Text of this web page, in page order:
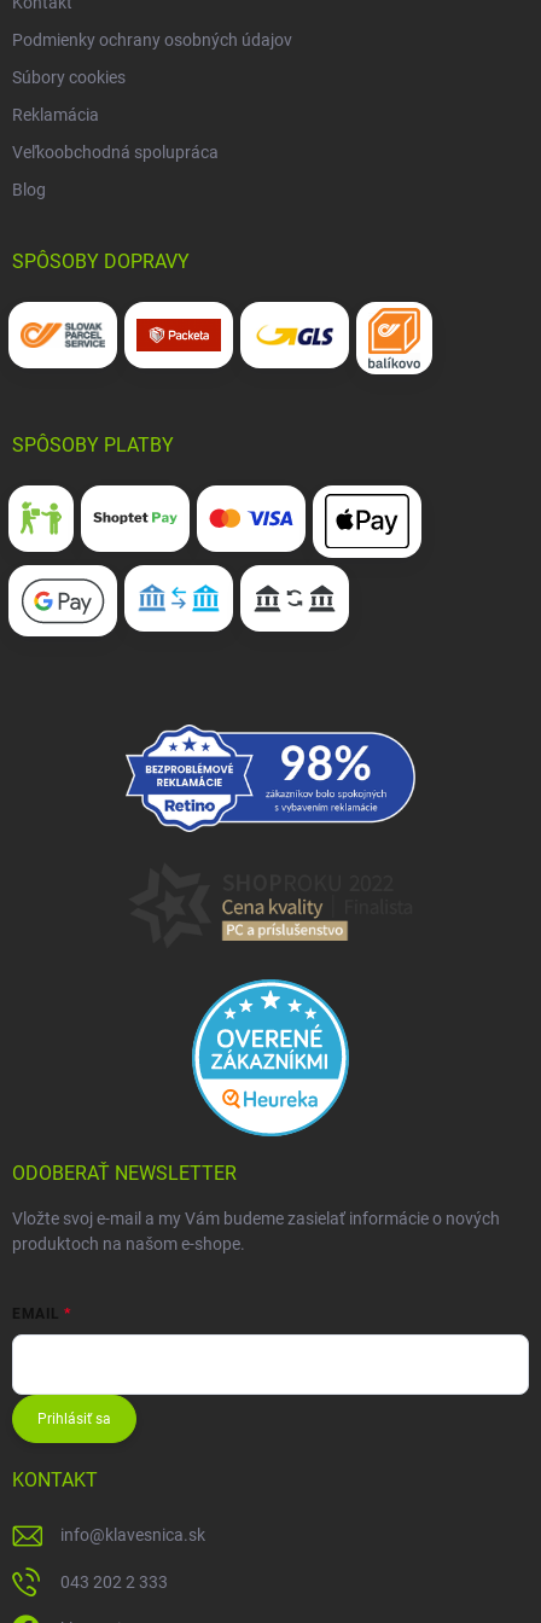
Podmienky ochrany osobných údajov
Súbory cookies
Reklamácia
Veľkoobchodná spolupráca
Blog
SPÔSOBY DOPRAVY
SPÔSOBY PLATBY
ODOBERAŤ NEWSLETTER
Vložte svoj e-mail a my Vám budeme zasielať informácie o nových
produktoch na našom e-shope.
EMAIL
Prihlásiť sa
KONTAKT
info@klavesnica.sk
043 202 2 333